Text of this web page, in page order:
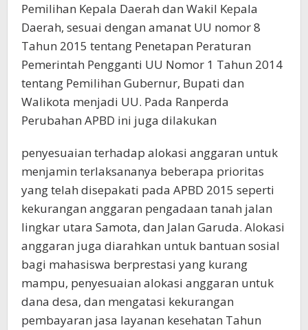
Pemilihan Kepala Daerah dan Wakil Kepala
Daerah, sesuai dengan amanat UU nomor 8
Tahun 2015 tentang Penetapan Peraturan
Pemerintah Pengganti UU Nomor 1 Tahun 2014
tentang Pemilihan Gubernur, Bupati dan
Walikota menjadi UU. Pada Ranperda
Perubahan APBD ini juga dilakukan
penyesuaian terhadap alokasi anggaran untuk
menjamin terlaksananya beberapa prioritas
yang telah disepakati pada APBD 2015 seperti
kekurangan anggaran pengadaan tanah jalan
lingkar utara Samota, dan Jalan Garuda. Alokasi
anggaran juga diarahkan untuk bantuan sosial
bagi mahasiswa berprestasi yang kurang
mampu, penyesuaian alokasi anggaran untuk
dana desa, dan mengatasi kekurangan
pembayaran jasa layanan kesehatan Tahun